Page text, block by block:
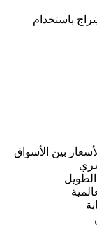
باستخدام
بين الأسواق